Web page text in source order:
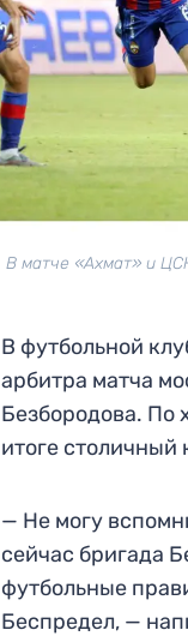
В матче «Ахмат» и
В футбольной
арбитра матча
Безбородова. По
итоге столичный
— Не могу
сейчас бригада
футбольные
Беспредел, —